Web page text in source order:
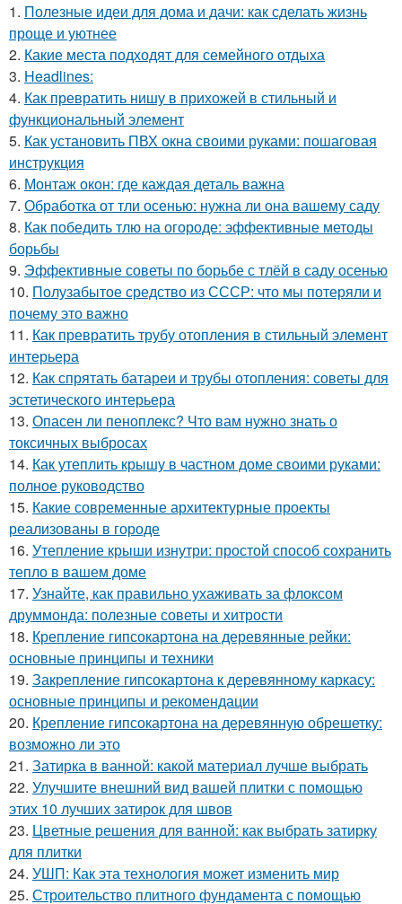
1. Полезные идеи для дома и дачи: как сделать жизнь
проще и уютнее
2. Какие места подходят для семейного отдыха
3. Headlines:
4. Как превратить нишу в прихожей в стильный и
функциональный элемент
5. Как установить ПВХ окна своими руками: пошаговая
инструкция
6. Монтаж окон: где каждая деталь важна
7. Обработка от тли осенью: нужна ли она вашему саду
8. Как победить тлю на огороде: эффективные методы
борьбы
9. Эффективные советы по борьбе с тлёй в саду осенью
10. Полузабытое средство из СССР: что мы потеряли и
почему это важно
11. Как превратить трубу отопления в стильный элемент
интерьера
12. Как спрятать батареи и трубы отопления: советы для
эстетического интерьера
13. Опасен ли пеноплекс? Что вам нужно знать о
токсичных выбросах
14. Как утеплить крышу в частном доме своими руками:
полное руководство
15. Какие современные архитектурные проекты
реализованы в городе
16. Утепление крыши изнутри: простой способ сохранить
тепло в вашем доме
17. Узнайте, как правильно ухаживать за флоксом
друммонда: полезные советы и хитрости
18. Крепление гипсокартона на деревянные рейки:
основные принципы и техники
19. Закрепление гипсокартона к деревянному каркасу:
основные принципы и рекомендации
20. Крепление гипсокартона на деревянную обрешетку:
возможно ли это
21. Затирка в ванной: какой материал лучше выбрать
22. Улучшите внешний вид вашей плитки с помощью
этих 10 лучших затирок для швов
23. Цветные решения для ванной: как выбрать затирку
для плитки
24. УШП: Как эта технология может изменить мир
25. Строительство плитного фундамента с помощью